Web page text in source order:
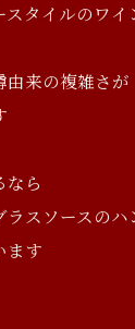
スタイルのワイ
由来の複雑さが
なら
ラスソースのハ
ます